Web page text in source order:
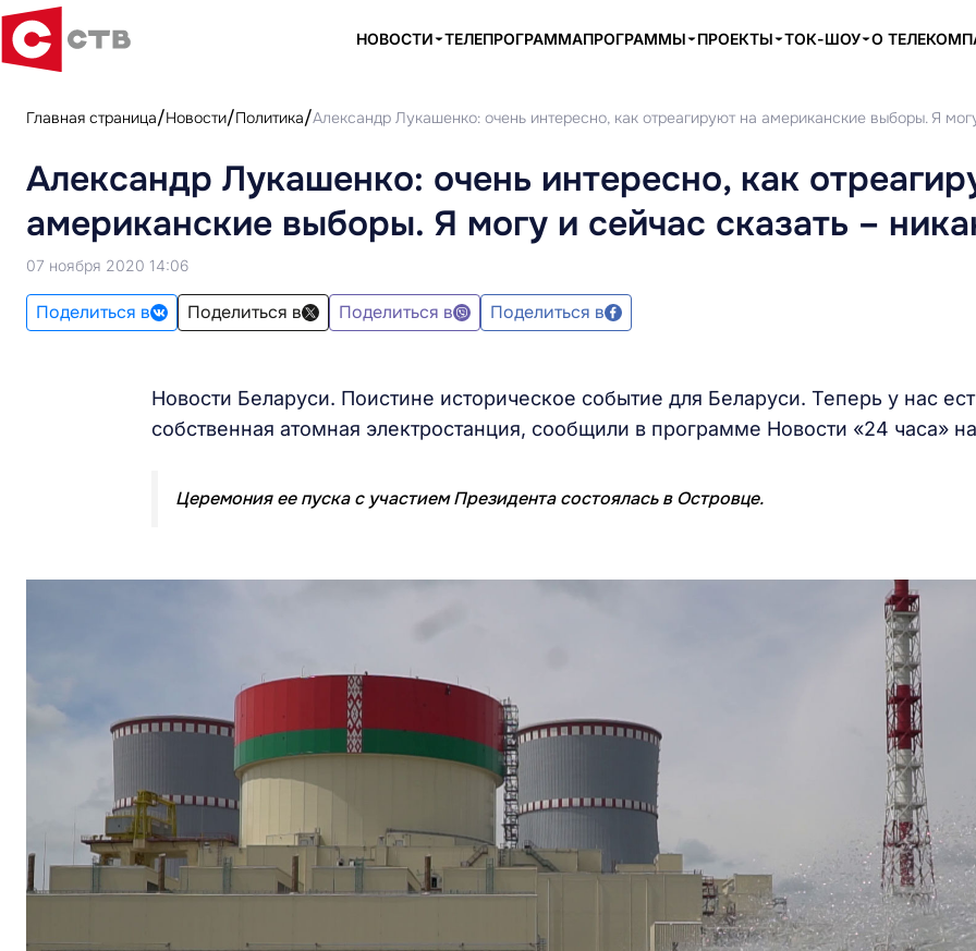
НОВОСТИ ТЕЛЕПРОГРАММАПРОГРАММЫ ПРОЕКТЫ ТОК-ШОУ О
Главная страница Новости Политика Александр Лукашенко: очень интересно, как отреагируют на американские выборы. Я
Александр Лукашенко: очень интересно, как
американские выборы. Я могу и сейчас сказать –
07 ноября 2020 14:06
Поделиться в Поделиться в Поделиться в Поделиться в
Новости Беларуси. Поистине историческое событие для Беларуси. Теперь у нас
собственная атомная электростанция, сообщили в программе Новости «24 часа»
Церемония ее пуска с участием Президента состоялась в Островце.